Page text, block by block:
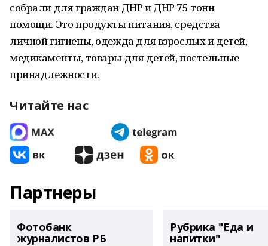
собрали для граждан ДНР и ДНР 75 тонн
помощи. Это продукты питания, средства
личной гигиены, одежда для взрослых и детей,
медикаменты, товары для детей, постельные
принадлежности.
Читайте нас
Партнеры
Фотобанк
журналистов РБ
Рубрика "Еда и
напитки"